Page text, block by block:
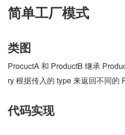
简单工厂模式
类图
ProcuctA 和 ProductB 继承
ry 根据传入的 type 来返回不同的
代码实现